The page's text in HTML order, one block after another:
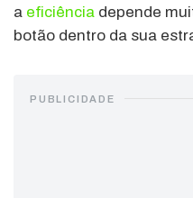
a eficiência depende
botão dentro da sua
PUBLICIDADE